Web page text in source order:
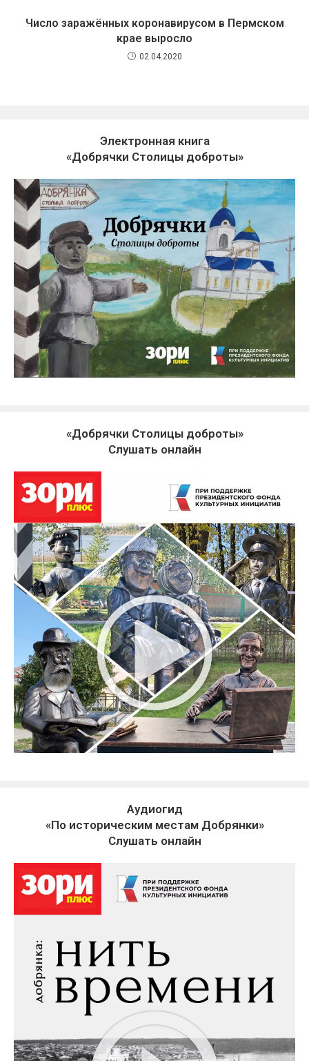
Число заражённых коронавирусом в Пермском
крае выросло
02.04.2020
Электронная книга
«Добрячки Столицы доброты»
«Добрячки Столицы доброты»
Слушать онлайн
Аудиогид
«По историческим местам Добрянки»
Слушать онлайн